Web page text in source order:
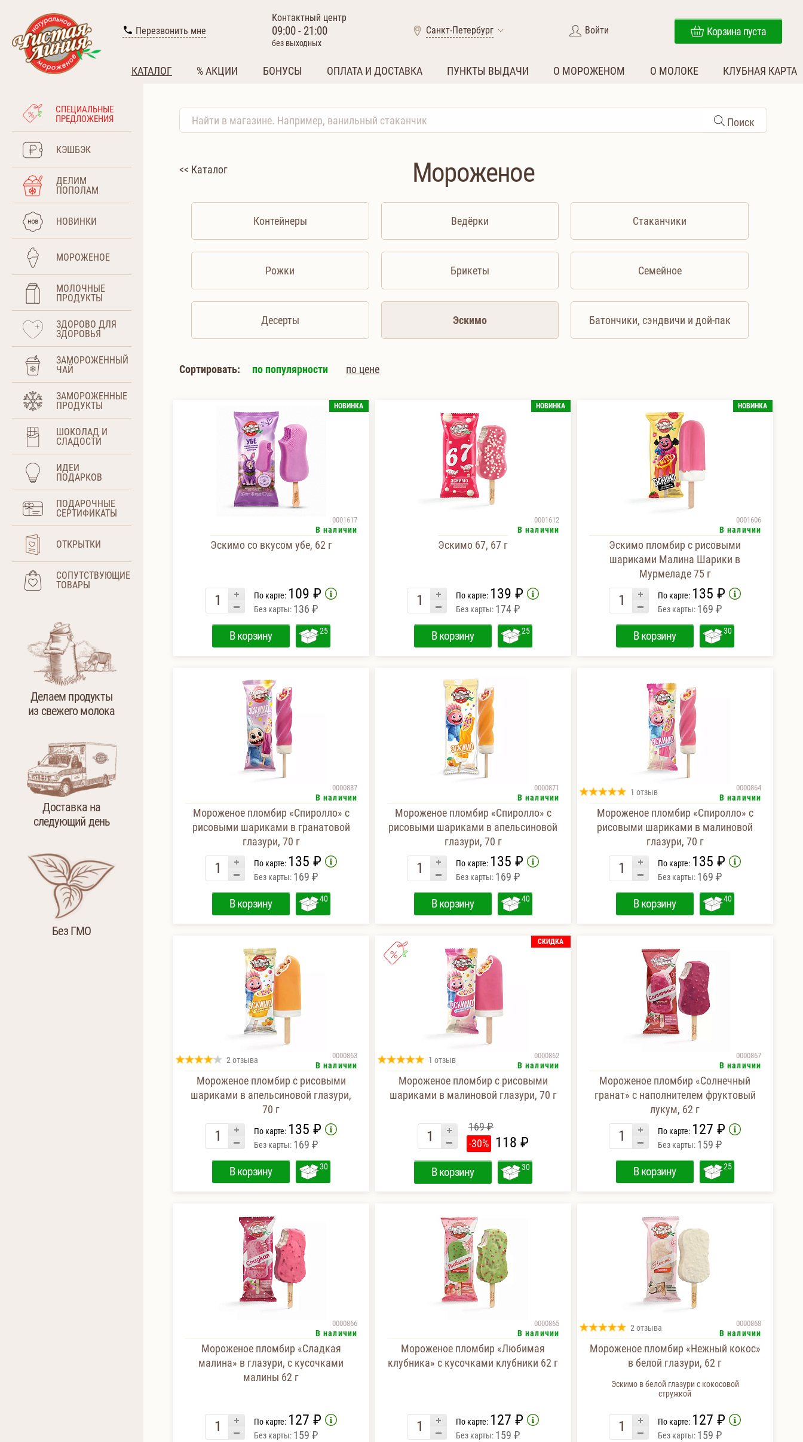
Перезвонить мне
Контактный центр
09:00 - 21:00
без выходных
Санкт-Петербург Войти Корзина пуста
КАТАЛОГ % АКЦИИ БОНУСЫ ОПЛАТА И ДОСТАВКА ПУНКТЫ ВЫДАЧИ О МОРОЖЕНОМ О МОЛОКЕ КЛУБНАЯ КАРТА
СПЕЦИАЛЬНЫЕ
ПРЕДЛОЖЕНИЯ
КЭШБЭК
ДЕЛИМ
ПОПОЛАМ
НОВИНКИ
МОРОЖЕНОЕ
МОЛОЧНЫЕ
ПРОДУКТЫ
ЗДОРОВО ДЛЯ
ЗДОРОВЬЯ
ЗАМОРОЖЕННЫЙ
ЧАЙ
ЗАМОРОЖЕННЫЕ
ПРОДУКТЫ
ШОКОЛАД И
СЛАДОСТИ
ИДЕИ
ПОДАРКОВ
ПОДАРОЧНЫЕ
СЕРТИФИКАТЫ
ОТКРЫТКИ
СОПУТСТВУЮЩИЕ
ТОВАРЫ
Делаем продукты
из свежего молока
Доставка на
следующий день
Без ГМО
Поиск
Мороженое
<< Каталог
Контейнеры Ведёрки Стаканчики
Рожки Брикеты Семейное
Десерты Эскимо Батончики, сэндвичи и дой-пак
Сортировать: по популярности по цене
НОВИНКА
0001617
В наличии
Эскимо со вкусом убе, 62 г
По карте: 109 ₽
Без карты: 136 ₽
В корзину 25
НОВИНКА
0001612
В наличии
Эскимо 67, 67 г
По карте: 139 ₽
Без карты: 174 ₽
В корзину 25
НОВИНКА
0001606
В наличии
Эскимо пломбир с рисовыми
шариками Малина Шарики в
Мурмеладе 75 г
По карте: 135 ₽
Без карты: 169 ₽
В корзину 30
0000887
В наличии
Мороженое пломбир «Спиролло» с
рисовыми шариками в гранатовой
глазури, 70 г
По карте: 135 ₽
Без карты: 169 ₽
В корзину 40
0000871
В наличии
Мороженое пломбир «Спиролло» с
рисовыми шариками в апельсиновой
глазури, 70 г
По карте: 135 ₽
Без карты: 169 ₽
В корзину 40
1 отзыв 0000864
В наличии
Мороженое пломбир «Спиролло» с
рисовыми шариками в малиновой
глазури, 70 г
По карте: 135 ₽
Без карты: 169 ₽
В корзину 40
2 отзыва 0000863
В наличии
Мороженое пломбир с рисовыми
шариками в апельсиновой глазури,
70 г
По карте: 135 ₽
Без карты: 169 ₽
В корзину 30
СКИДКА
1 отзыв 0000862
В наличии
Мороженое пломбир с рисовыми
шариками в малиновой глазури, 70 г
169 ₽
-30% 118 ₽
В корзину 30
0000867
В наличии
Мороженое пломбир «Солнечный
гранат» с наполнителем фруктовый
лукум, 62 г
По карте: 127 ₽
Без карты: 159 ₽
В корзину 25
0000866
В наличии
Мороженое пломбир «Сладкая
малина» в глазури, с кусочками
малины 62 г
По карте: 127 ₽
Без карты: 159 ₽
0000865
В наличии
Мороженое пломбир «Любимая
клубника» с кусочками клубники 62 г
По карте: 127 ₽
Без карты: 159 ₽
2 отзыва 0000868
В наличии
Мороженое пломбир «Нежный кокос»
в белой глазури, 62 г
Эскимо в белой глазури с кокосовой
стружкой
По карте: 127 ₽
Без карты: 159 ₽